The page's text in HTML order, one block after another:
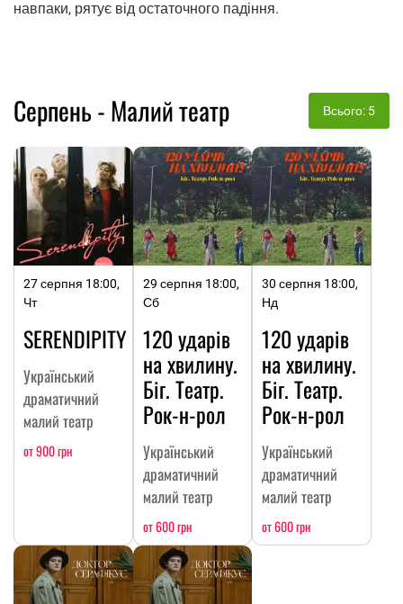
навпаки, рятує від остаточного падіння.
Серпень - Малий театр Всього: 5
27 серпня 18:00,
Чт
SERENDIPITY
Український
драматичний
малий театр
от 900 грн
29 серпня 18:00,
Сб
120 ударів
на хвилину.
Біг. Театр.
Рок-н-рол
Український
драматичний
малий театр
от 600 грн
30 серпня 18:00,
Нд
120 ударів
на хвилину.
Біг. Театр.
Рок-н-рол
Український
драматичний
малий театр
от 600 грн